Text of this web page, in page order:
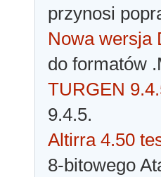
przynosi
Nowa wersja
do formatów
TURGEN
9.4.5.
Altirra 4.50
8-bitowego